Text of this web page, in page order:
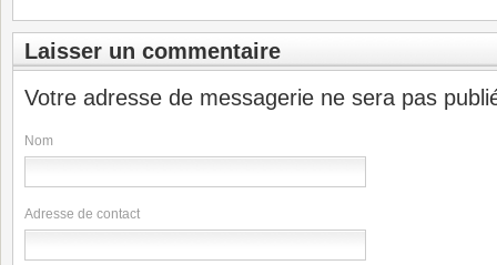
Laisser un commentaire
Votre adresse de messagerie ne sera pas
Nom
Adresse de contact